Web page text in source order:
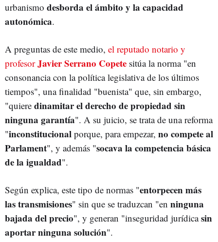
urbanismo desborda el ámbito y la capacidad
autonómica.
A preguntas de este medio, el reputado notario y
profesor Javier Serrano Copete sitúa la norma "en
consonancia con la política legislativa de los últimos
tiempos", una finalidad "buenista" que, sin embargo,
"quiere dinamitar el derecho de propiedad sin
ninguna garantía". A su juicio, se trata de una reforma
"inconstitucional porque, para empezar, no compete al
Parlament", y además "socava la competencia básica
de la igualdad".
Según explica, este tipo de normas "entorpecen más
las transmisiones" sin que se traduzcan "en ninguna
bajada del precio", y generan "inseguridad jurídicasin
aportar ninguna solución".